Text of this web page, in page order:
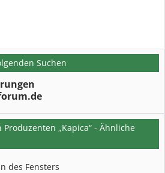
Suchen
„Kapica“ - Ähnliche
des Fensters